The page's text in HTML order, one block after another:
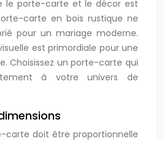
le porte-carte et le décor est
carte en bois rustique ne
pour un mariage moderne.
est primordiale pour une
Choisissez un porte-carte qui
à votre univers de
carte doit être proportionnelle